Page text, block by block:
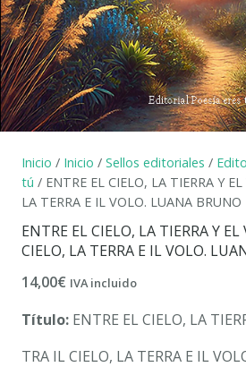
Inicio / Inicio / Sellos editoriales /
tú / ENTRE EL CIELO, LA TIERRA Y
LA TERRA E IL VOLO. LUANA BRUNO
ENTRE EL CIELO, LA TIERRA Y
CIELO, LA TERRA E IL VOLO.
14,00€ IVA incluido
Título: ENTRE EL CIELO, LA
TRA IL CIELO, LA TERRA E IL